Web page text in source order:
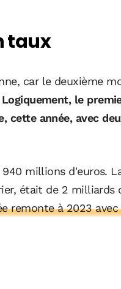
taux
car le deuxième
Logiquement, le
cette année, avec
millions d'euros.
était de 2 milliards
remonte à 2023